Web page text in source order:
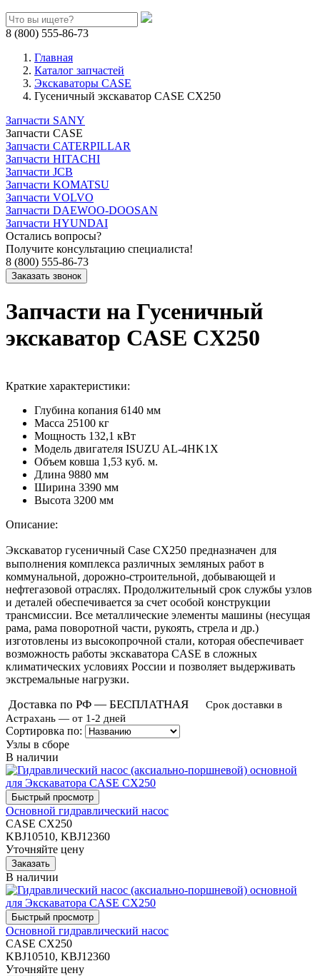
8 (800) 555-86-73
Главная
Каталог запчастей
Экскаваторы CASE
Гусеничный экскаватор CASE CX250
Запчасти SANY
Запчасти CASE
Запчасти CATERPILLAR
Запчасти HITACHI
Запчасти JCB
Запчасти KOMATSU
Запчасти VOLVO
Запчасти DAEWOO-DOOSAN
Запчасти HYUNDAI
Остались вопросы?
Получите консультацию специалиста!
8 (800) 555-86-73
Запчасти на Гусеничный
экскаватор CASE CX250
Краткие характеристики:
Глубина копания 6140 мм
Масса 25100 кг
Мощность 132,1 кВт
Модель двигателя ISUZU AL-4HK1X
Объем ковша 1,53 куб. м.
Длина 9880 мм
Ширина 3390 мм
Высота 3200 мм
Описание:
Экскаватор гусеничный Case CX250 предназначен для
выполнения комплекса различных земляных работ в
коммунальной, дорожно-строительной, добывающей и
нефтегазовой отраслях. Продолжительный срок службы узлов
и деталей обеспечивается за счет особой конструкции
трансмиссии. Все металлические элементы машины (несущая
рама, рама поворотной части, рукоять, стрела и др.)
изготовлены из высокопрочной стали, которая обеспечивает
возможность работы экскаватора CASE в сложных
климатических условиях России и позволяет выдерживать
экстремальные нагрузки.
Доставка по РФ — БЕСПЛАТНАЯ
Срок доставки в
Астрахань — от 1-2 дней
Сортировка по:
Узлы в сборе
В наличии
Основной гидравлический насос
CASE CX250
KBJ10510, KBJ12360
Уточняйте цену
В наличии
Основной гидравлический насос
CASE CX250
KBJ10510, KBJ12360
Уточняйте цену